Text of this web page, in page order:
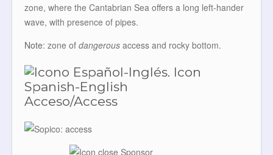
zone, where the Cantabrian Sea offers a long left-hander
wave, with presence of pipes.
Note: zone of dangerous access and rocky bottom.
Acceso/Access